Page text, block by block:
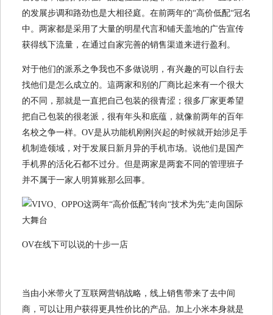
的发展步调和路劲也是大相径庭。在前两年的“高价低配“冠名
中。两家都是采用了大量的明星代言和铺天盖地的广告宣传
获得线下流量，在通过自家完善的销售渠道来进行盈利。
对于他们的派系之争我也不多做说明，有兴趣的可以自行去
找他们是怎么成立的。這两家和别的厂商比起来有一个很大
的不同，那就是一直把自己包装的很青涩；很多厂家更希望
把自己包装的很老派，很有年头和底蕴，就像前两年的百年
名校之争一样。OV是从功能机刚刚兴起的时候就开始涉足手
机制造领域，对于发展日新月异的手机市场。说他们是国产
手机界的活化石都不过分。但是两家是两套不同的管理班子
并不属于一家人明算账那么回事。
OV在线下可以说的十步一店
当由小米带火了互联网营销战略，线上销售带来了去中间
商，可以让用户获得更具性价比的产品。加上小米本身就是